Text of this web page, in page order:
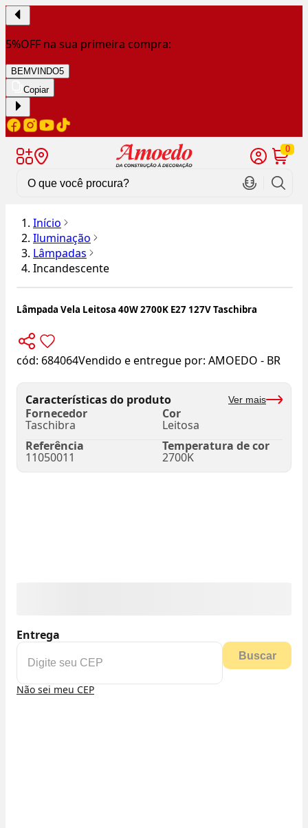
5%OFF na sua primeira compra:
BEMVINDO5
Copiar
0
Início
Iluminação
Lâmpadas
Incandescente
Lâmpada Vela Leitosa 40W 2700K E27 127V Taschibra
cód: 684064Vendido e entregue por: AMOEDO - BR
Características do produto Ver mais
Fornecedor
Taschibra
Cor
Leitosa
Referência
11050011
Temperatura de cor
2700K
Entrega
Buscar
Não sei meu CEP